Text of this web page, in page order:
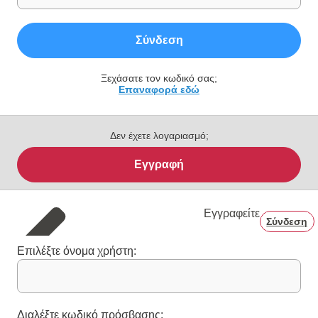
Σύνδεση
Ξεχάσατε τον κωδικό σας;
Επαναφορά εδώ
Δεν έχετε λογαριασμό;
Εγγραφή
Εγγραφείτε
Σύνδεση
Επιλέξτε όνομα χρήστη:
Διαλέξτε κωδικό πρόσβασης: